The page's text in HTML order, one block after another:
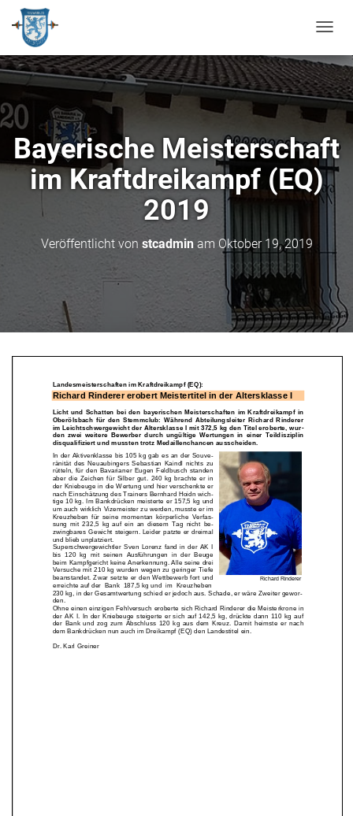
A
V
I
G
O
N
U
M
T
E
N
Bayerische Meisterschaft
im Kraftdreikampf (EQ)
2019
Veröffentlicht von stcadminam Oktober 19, 2019